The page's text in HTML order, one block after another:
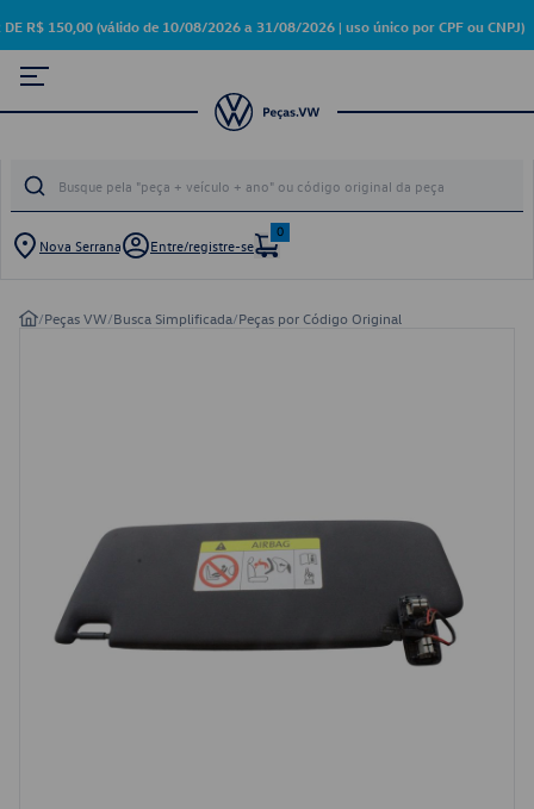
DE R$ 150,00 (válido de 10/08/2026 a 31/08/2026 | uso único por CPF ou CNPJ)
Nova Serrana Entre/registre-se
0
/Peças VW/Busca Simplificada/Peças por Código Original